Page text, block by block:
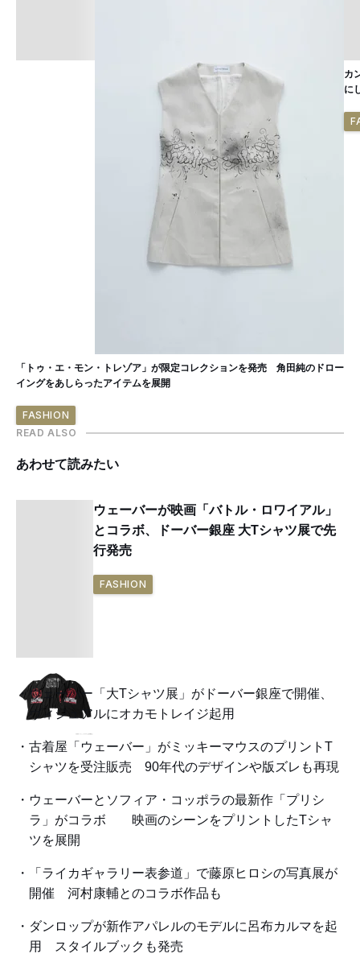
「トゥ・エ・モン・トレゾア」が限定コレクションを発売 角田純のドロー
イングをあしらったアイテムを展開
FASHION
カ
に
READ ALSO
あわせて読みたい
ウェーバーが映画「バトル・ロワイアル」
とコラボ、ドーバー銀座 大Tシャツ展で先
行発売
FASHION
ウェーバー「大Tシャツ展」がドーバー銀座で開催、
ヴィジュアルにオカモトレイジ起用
古着屋「ウェーバー」がミッキーマウスのプリントT
シャツを受注販売 90年代のデザインや版ズレも再現
ウェーバーとソフィア・コッポラの最新作「プリシ
ラ」がコラボ 映画のシーンをプリントしたTシャ
ツを展開
「ライカギャラリー表参道」で藤原ヒロシの写真展が
開催 河村康輔とのコラボ作品も
ダンロップが新作アパレルのモデルに呂布カルマを起
用 スタイルブックも発売